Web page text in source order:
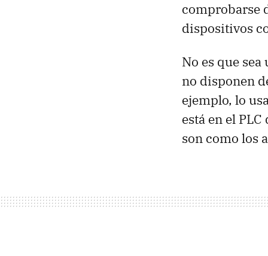
comprobarse
dispositivos
No es que
no disponen
ejemplo, lo
está en el PLC
son como los